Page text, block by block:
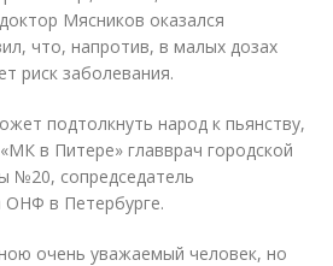
Мясников оказался
что, напротив, в малых дозах
риск заболевания.
подтолкнуть народ к пьянству,
в Питере» главврач городской
№20, сопредседатель
ОНФ в Петербурге.
очень уважаемый человек, но